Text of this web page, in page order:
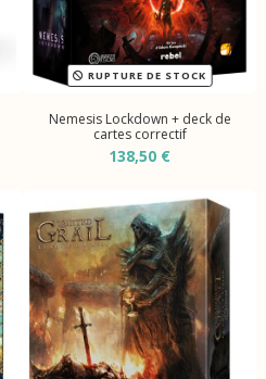
RUPTURE DE STOCK
Nemesis Lockdown + deck de
cartes correctif
138,50 €